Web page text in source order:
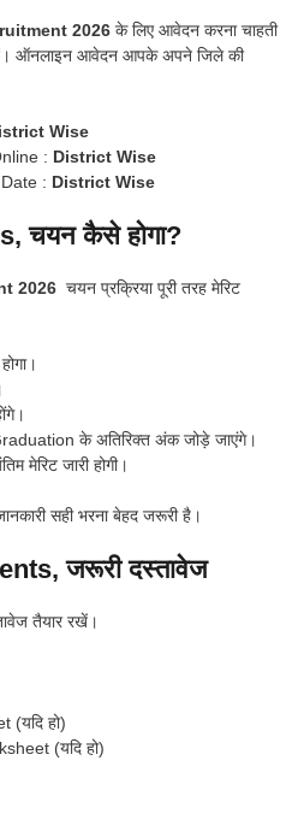
2026 के लिए आवेदन करना चाहती
ऑनलाइन आवेदन आपके अपने जिले की
Wise
: District Wise
: District Wise
चयन कैसे होगा?
2026 चयन प्रक्रिया पूरी तरह मेरिट
के अतिरिक्त अंक जोड़े जाएंगे।
मेरिट जारी होगी।
सही भरना बेहद जरूरी है।
जरूरी दस्तावेज
तैयार रखें।
(यदि हो)
(यदि हो)